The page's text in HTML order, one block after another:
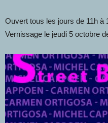
Ouvert tous les jours de 11h à
Vernissage le jeudi 5 octobre